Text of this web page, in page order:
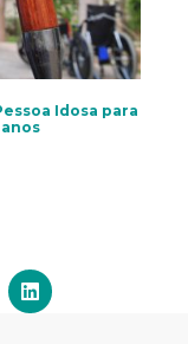
Idosa para